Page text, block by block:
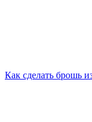
Как сделать брошь